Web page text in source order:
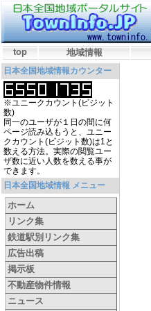
top 地域情報
日本全国地域情報カウンター
※ユニークカウント(ビジット
数)
同一のユーザが１日の間に何
ページ読み込もうと、ユニー
クカウント(ビジット数)は1と
数える方法。実際の閲覧ユー
ザ数に近い人数を数える事が
できます。
日本全国地域情報 メニュー
ホーム
リンク集
鉄道駅別リンク集
広告出稿
掲示板
不動産物件情報
ニュース